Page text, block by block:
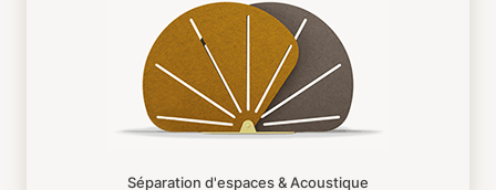
Séparation d'espaces & Acoustique